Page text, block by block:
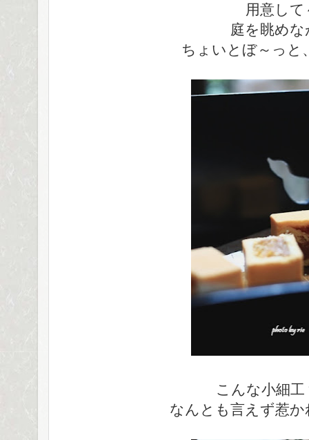
用意して
庭を眺めな
ちょいとぼ～っと
こんな小細
なんとも言えず惹